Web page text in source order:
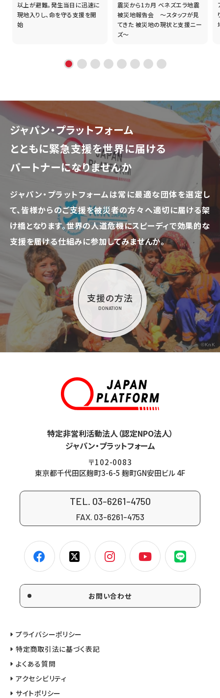
以上が避難。発生当日に迅速に
現地入りし、命を守る支援を開
始
震災から1カ月 ベネズエラ地震
被災地報告会 ～スタッフが見
てきた 被災地の現状と支援ニー
ズ～
ジャパン・プラットフォーム
とともに緊急支援を世界に届ける
パートナーになりませんか
ジャパン・プラットフォームは常に最適な団体を選定し
て、皆様からのご支援を被災者の方々へ適切に届ける架
け橋となります。世界の人道危機にスピーディで効果的な
支援を届ける仕組みに参加してみませんか。
支援の方法
DONATION
©KnK
特定非営利活動法人（認定NPO法人）
ジャパン・プラットフォーム
〒102-0083
東京都千代田区麹町3-6-5 麹町GN安田ビル 4F
TEL. 03-6261-4750
FAX. 03-6261-4753
お問い合わせ
プライバシーポリシー
特定商取引法に基づく表記
よくある質問
アクセシビリティ
サイトポリシー